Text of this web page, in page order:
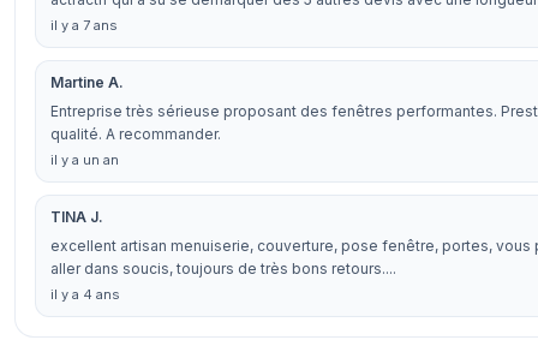
il y a 7 ans
Martine A.
Entreprise très sérieuse proposant des fenêtres performantes.
qualité. A recommander.
il y a un an
TINA J.
excellent artisan menuiserie, couverture, pose fenêtre, portes, vous
aller dans soucis, toujours de très bons retours....
il y a 4 ans